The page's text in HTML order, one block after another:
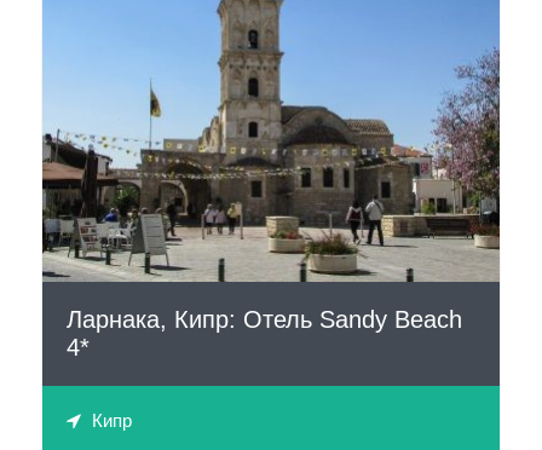
СМОТРЕТЬ
Ларнака, Кипр: Отель Sandy Beach
4*
Кипр